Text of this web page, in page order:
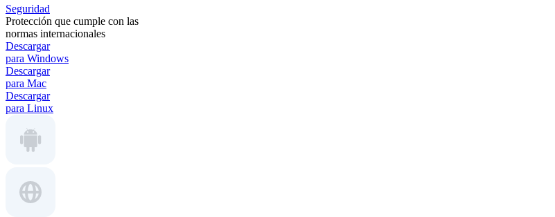
Seguridad
Protección que cumple con las
normas internacionales
Descargar
para Windows
Descargar
para Mac
Descargar
para Linux